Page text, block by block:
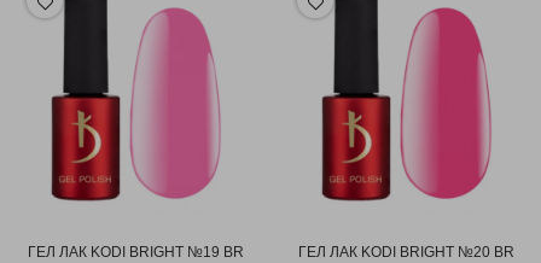
ГЕЛ ЛАК KODI BRIGHT №19 BR ГЕЛ ЛАК KODI BRIGHT №20 BR